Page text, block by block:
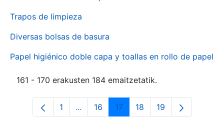
Trapos de limpieza
Diversas bolsas de basura
Papel higiénico doble capa y toallas en rollo de papel
161 - 170 erakusten 184 emaitzetatik.
Orrialdea
1 ...Intermediate Pages Use TAB to
Orrialdea
16 Orrialdea
17 Orrialdea
18 Orrialdea
19